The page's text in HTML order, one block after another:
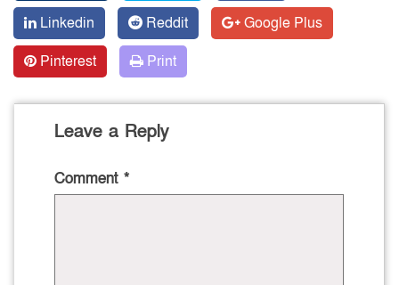
Linkedin
Reddit
Google Plus
Pinterest
Print
Leave a Reply
Comment *